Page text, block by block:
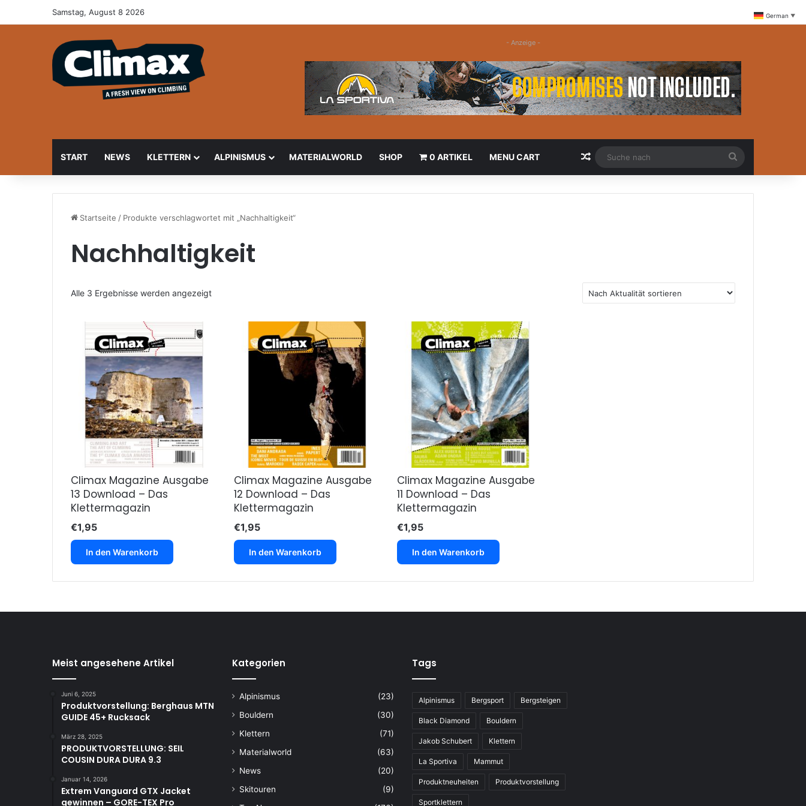
Samstag, August 8 2026
- Anzeige -
START NEWS KLETTERN ALPINISMUS MATERIALWORLD SHOP 0 ARTIKEL MENU CART Zufällige Artikel
nach
Startseite / Produkte verschlagwortet mit „Nachhaltigkeit“
Nachhaltigkeit
Alle 3 Ergebnisse werden angezeigtNach
Climax Magazine Ausgabe
13 Download – Das
Klettermagazin
€1,95
In den Warenkorb
Climax Magazine Ausgabe
12 Download – Das
Klettermagazin
€1,95
In den Warenkorb
Climax Magazine Ausgabe
11 Download – Das
Klettermagazin
€1,95
In den Warenkorb
Meist angesehene Artikel
Juni 6, 2025
Produktvorstellung: Berghaus MTN
GUIDE 45+ Rucksack
März 28, 2025
PRODUKTVORSTELLUNG: SEIL
COUSIN DURA DURA 9.3
Januar 14, 2026
Extrem Vanguard GTX Jacket
gewinnen – GORE-TEX Pro
Kategorien
Alpinismus
(23)
Bouldern
(30)
Klettern
(71)
Materialworld
(63)
News
(20)
Skitouren
(9)
Tags
Alpinismus Bergsport Bergsteigen
Black Diamond Bouldern
Jakob Schubert Klettern
La Sportiva Mammut
Produktneuheiten Produktvorstellung
Sportklettern
German ▼